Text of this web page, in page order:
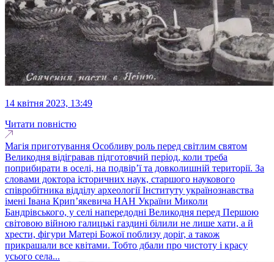
14 квітня 2023, 13:49
Читати повністю
Магія приготування Особливу роль перед світлим святом
Великодня відігравав підготовчий період, коли треба
поприбирати в оселі, на подвір’ї та довколишній території. За
словами доктора історичних наук, старшого наукового
співробітника відділу археології Інституту українознавства
імені Івана Крип’якевича НАН України Миколи
Бандрівського, у селі напередодні Великодня перед Першою
світовою війною галицькі газдині білили не лише хати, а й
хрести, фігури Матері Божої поблизу доріг, а також
прикрашали все квітами. Тобто дбали про чистоту і красу
усього села...